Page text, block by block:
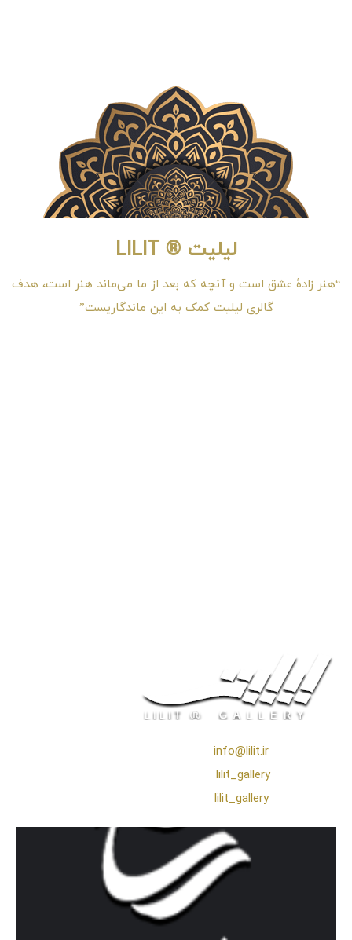
لیلیت ® LILIT
“هنر زادهٔ عشق است و آنچه که بعد از ما می‌ماند هنر است، هدف
گالری لیلیت کمک به این ماندگاریست”
info@lilit.ir
lilit_gallery
lilit_gallery